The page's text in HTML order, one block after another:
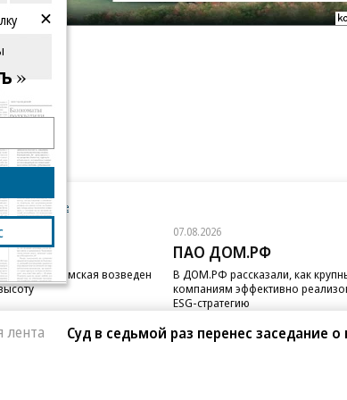
Все
STONE Римская возведен
07.08.2026
ПАО ДОМ.РФ
В ДОМ.РФ рассказали, как
компаниям эффективно
ESG-стратегию
лента Суд в седьмой раз перенес заседание